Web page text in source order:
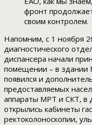
фронт
своим контролем.
Напомним, с 1 ноября
диагностического
диспансера начали
помещении – в здании
появился и
предоставляемых
аппараты МРТ и СКТ, в
открылись кабинеты
ректоколоноскопии,